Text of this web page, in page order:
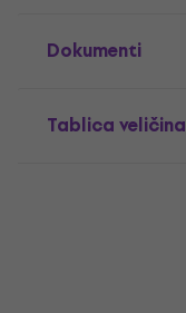
Dokumenti
Tablica veličina